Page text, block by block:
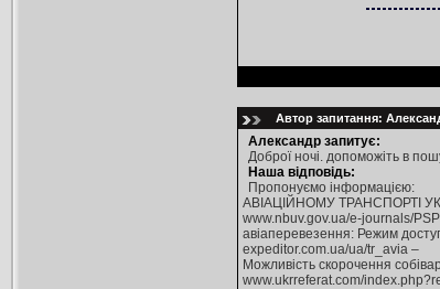
Автор запитання:
Александр запитує:
Доброї ночі. допоможіть в
Наша відповідь:
Пропонуємо інформацією:
АВІАЦІЙНОМУ ТРАНСПОРТІ
www.nbuv.gov.ua/e-journals/
авіаперевезення: Режим
expeditor.com.ua/ua/tr_avia –
Можливість скорочення
www.ukrreferat.com/